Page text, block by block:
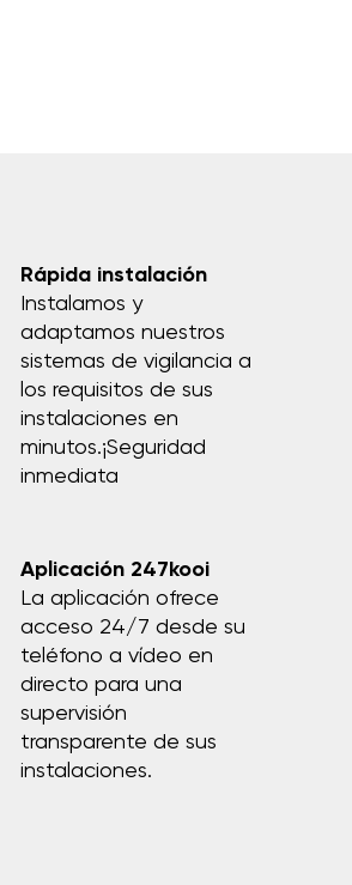
Rápida instalación
Instalamos y
adaptamos nuestros
sistemas de vigilancia a
los requisitos de sus
instalaciones en
minutos.¡Seguridad
inmediata
Aplicación 247kooi
La aplicación ofrece
acceso 24/7 desde su
teléfono a vídeo en
directo para una
supervisión
transparente de sus
instalaciones.